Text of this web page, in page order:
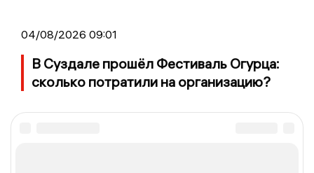
04/08/2026 09:01
В Суздале прошёл Фестиваль Огурца:
сколько потратили на организацию?